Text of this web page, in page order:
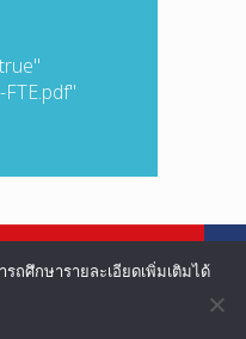
ถศึกษารายละเอียดเพิ่มเติมได้